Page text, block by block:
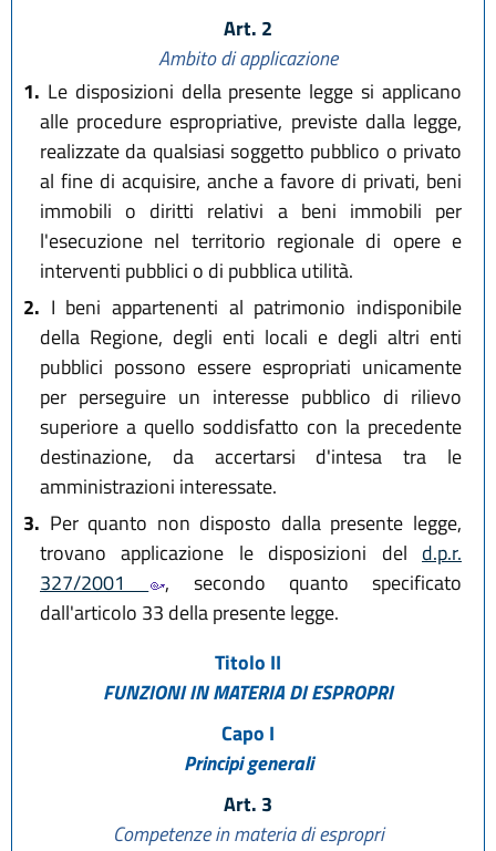
Art. 2
Ambito di applicazione
1. Le disposizioni della presente legge si applicano
alle procedure espropriative, previste dalla legge,
realizzate da qualsiasi soggetto pubblico o privato
al fine di acquisire, anche a favore di privati, beni
immobili o diritti relativi a beni immobili per
l'esecuzione nel territorio regionale di opere e
interventi pubblici o di pubblica utilità.
2. I beni appartenenti al patrimonio indisponibile
della Regione, degli enti locali e degli altri enti
pubblici possono essere espropriati unicamente
per perseguire un interesse pubblico di rilievo
superiore a quello soddisfatto con la precedente
destinazione, da accertarsi d'intesa tra le
amministrazioni interessate.
3. Per quanto non disposto dalla presente legge,
trovano applicazione le disposizioni del d.p.r.
327/2001
, secondo quanto specificato
dall'articolo 33 della presente legge.
Titolo II
FUNZIONI IN MATERIA DI ESPROPRI
Capo I
Principi generali
Art. 3
Competenze in materia di espropri